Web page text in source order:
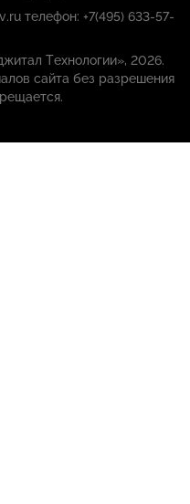
телефон: +7(495) 633-57-
Технологии», 2026.
сайта без разрешения